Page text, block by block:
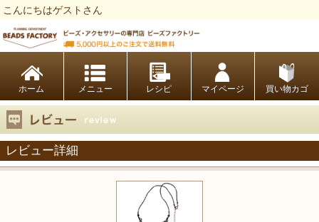
こんにちはゲストさん
ホーム レシピ マイページ 買い物カゴ
レビュー詳細